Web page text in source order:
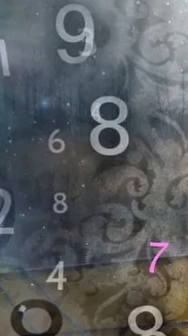
Range Rover Velar:
Новый Салон,
Версии
Что Нас Ждет С 11
2023 Года